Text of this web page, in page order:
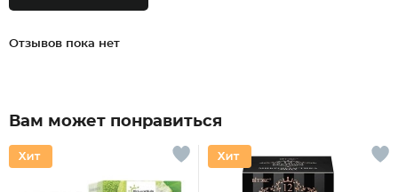
Отзывов пока нет
Вам может понравиться